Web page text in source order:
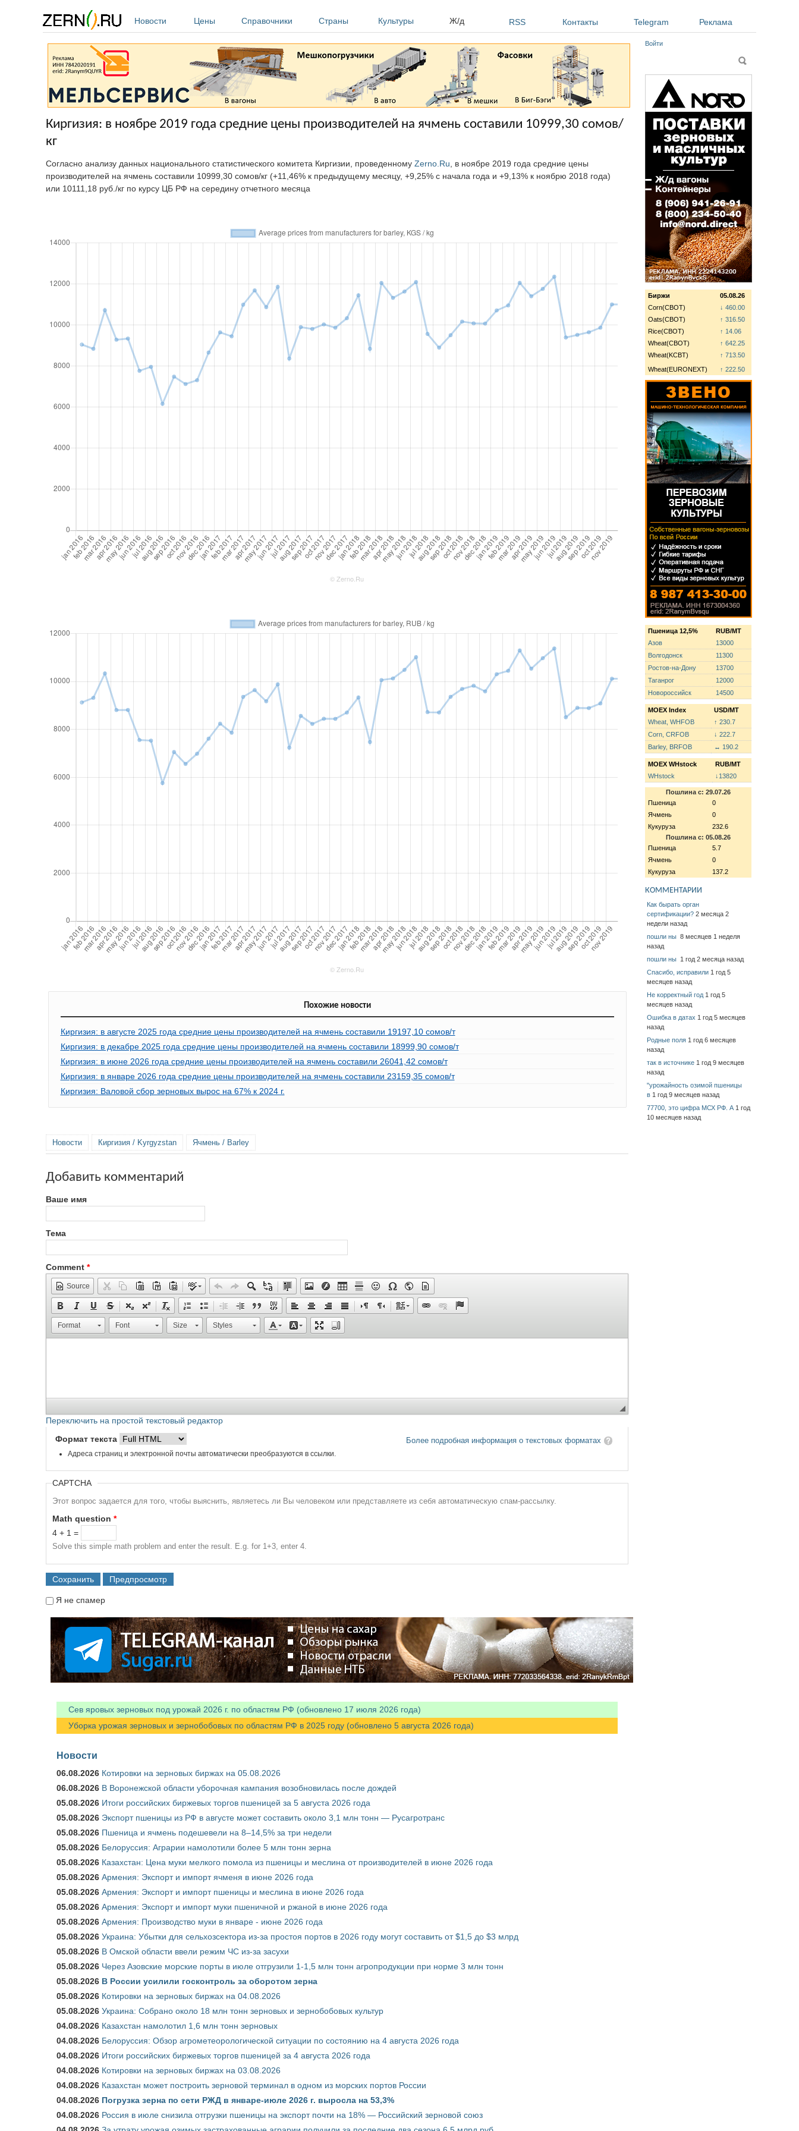
Новости
Цены Справочники Страны Культуры Ж/д RSS Контакты Telegram Реклама
Киргизия: в ноябре 2019 года средние цены производителей на ячмень составили 10999,30 сомов/
кг
Согласно анализу данных национального статистического комитета Киргизии, проведенному Zerno.Ru , в ноябре 2019 года средние цены
производителей на ячмень составили 10999,30 сомов/кг (+11,46% к предыдущему месяцу, +9,25% с начала года и +9,13% к ноябрю 2018 года)
или 10111,18 руб./кг по курсу ЦБ РФ на середину отчетного месяца
Похожие новости
Киргизия: в августе 2025 года средние цены производителей на ячмень составили 19197,10 сомов/т
Киргизия: в декабре 2025 года средние цены производителей на ячмень составили 18999,90 сомов/т
Киргизия: в июне 2026 года средние цены производителей на ячмень составили 26041,42 сомов/т
Киргизия: в январе 2026 года средние цены производителей на ячмень составили 23159,35 сомов/т
Киргизия: Валовой сбор зерновых вырос на 67% к 2024 г.
Новости Киргизия / Kyrgyzstan Ячмень / Barley
Добавить комментарий
Ваше имя
Тема
Comment *
Source
Format Font Size Styles
Переключить на простой текстовый редактор
Более подробная информация о текстовых форматах
Формат текста
Адреса страниц и электронной почты автоматически преобразуются в ссылки.
CAPTCHA
Этот вопрос задается для того, чтобы выяснить, являетесь ли Вы человеком или представляете из себя автоматическую спам-рассылку.
Math question *
4 + 1 =
Solve this simple math problem and enter the result. E.g. for 1+3, enter 4.
Я не спамер
Сев яровых зерновых под урожай 2026 г. по областям РФ (обновлено 17 июля 2026 года)
Уборка урожая зерновых и зернобобовых по областям РФ в 2025 году (обновлено 5 августа 2026 года)
Новости
06.08.2026 Котировки на зерновых биржах на 05.08.2026
06.08.2026 В Воронежской области уборочная кампания возобновилась после дождей
05.08.2026 Итоги российских биржевых торгов пшеницей за 5 августа 2026 года
05.08.2026 Экспорт пшеницы из РФ в августе может составить около 3,1 млн тонн — Русагротранс
05.08.2026 Пшеница и ячмень подешевели на 8–14,5% за три недели
05.08.2026 Белоруссия: Аграрии намолотили более 5 млн тонн зерна
05.08.2026 Казахстан: Цена муки мелкого помола из пшеницы и меслина от производителей в июне 2026 года
05.08.2026 Армения: Экспорт и импорт ячменя в июне 2026 года
05.08.2026 Армения: Экспорт и импорт пшеницы и меслина в июне 2026 года
05.08.2026 Армения: Экспорт и импорт муки пшеничной и ржаной в июне 2026 года
05.08.2026 Армения: Производство муки в январе - июне 2026 года
05.08.2026 Украина: Убытки для сельхозсектора из-за простоя портов в 2026 году могут составить от $1,5 до $3 млрд
05.08.2026 В Омской области ввели режим ЧС из-за засухи
05.08.2026 Через Азовские морские порты в июле отгрузили 1-1,5 млн тонн агропродукции при норме 3 млн тонн
05.08.2026 В России усилили госконтроль за оборотом зерна
05.08.2026 Котировки на зерновых биржах на 04.08.2026
05.08.2026 Украина: Собрано около 18 млн тонн зерновых и зернобобовых культур
04.08.2026 Казахстан намолотил 1,6 млн тонн зерновых
04.08.2026 Белоруссия: Обзор агрометеорологической ситуации по состоянию на 4 августа 2026 года
04.08.2026 Итоги российских биржевых торгов пшеницей за 4 августа 2026 года
04.08.2026 Котировки на зерновых биржах на 03.08.2026
04.08.2026 Казахстан может построить зерновой терминал в одном из морских портов России
04.08.2026 Погрузка зерна по сети РЖД в январе-июле 2026 г. выросла на 53,3%
04.08.2026 Россия в июле снизила отгрузки пшеницы на экспорт почти на 18% — Российский зерновой союз
Войти
Поиск
Биржи
05.08.26
Corn(CBOT)
↓ 460.00
Oats(CBOT)
↑ 316.50
Rice(CBOT)
↑ 14.06
Wheat(CBOT)
↑ 642.25
Wheat(KCBT)
↑ 713.50
Wheat(EURONEXT)
↑ 222.50
Пшеница 12,5%
RUB/MT
Азов
13000
Волгодонск
11300
Ростов-на-Дону
13700
Таганрог
12000
Новороссийск
14500
MOEX Index
USD/MT
Wheat, WHFOB
↑ 230.7
Corn, CRFOB
↓ 222.7
Barley, BRFOB
↔ 190.2
MOEX WHstock
RUB/MT
WHstock
↓13820
Пошлина с: 29.07.26
Пшеница
0
Ячмень
0
Кукуруза
232.6
Пошлина с: 05.08.26
Пшеница
5.7
Ячмень
0
Кукуруза
137.2
КОММЕНТАРИИ
Как бырать орган
сертификации? 2 месяца 2
недели назад
пошли ны 8 месяцев 1 неделя
назад
пошли ны 1 год 2 месяца назад
Спасибо, исправили 1 год 5
месяцев назад
Не корректный год 1 год 5
месяцев назад
Ошибка в датах 1 год 5 месяцев
назад
Родные поля 1 год 6 месяцев
назад
так в источнике 1 год 9 месяцев
назад
"урожайность озимой пшеницы
в 1 год 9 месяцев назад
77700, это цифра МСХ РФ. А 1 год
10 месяцев назад